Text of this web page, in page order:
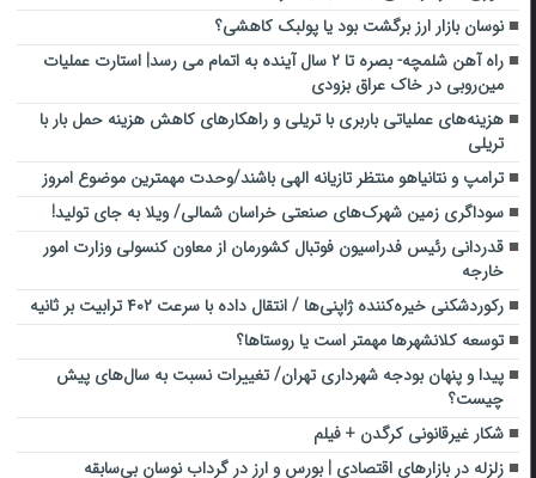
نوسان بازار ارز برگشت بود یا پولبک کاهشی؟
راه آهن شلمچه- بصره تا ۲ سال آینده به اتمام می رسد| استارت عملیات
مین‌روبی در خاک عراق بزودی
هزینه‌های عملیاتی باربری با تریلی و راهکارهای کاهش هزینه حمل بار با
تریلی
ترامپ و نتانیاهو منتظر تازیانه الهی باشند/وحدت مهمترین موضوع امروز
سوداگری زمین شهرک‌های صنعتی خراسان شمالی/ ویلا به جای تولید!
قدردانی رئیس فدراسیون فوتبال کشورمان از معاون کنسولی وزارت امور
خارجه
رکوردشکنی خیره‌کننده ژاپنی‌ها / انتقال داده با سرعت ۴۰۲ ترابیت بر ثانیه
توسعه کلانشهرها مهمتر است یا روستاها؟
پیدا و پنهان بودجه شهرداری تهران/ تغییرات نسبت به سال‌های پیش
چیست؟
شکار غیرقانونی کرگدن + فیلم
زلزله در بازارهای اقتصادی | بورس و ارز در گرداب نوسان بی‌سابقه